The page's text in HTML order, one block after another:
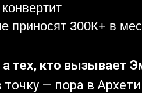
приносят 300К+ в
тех, кто вызывает
точку — пора в